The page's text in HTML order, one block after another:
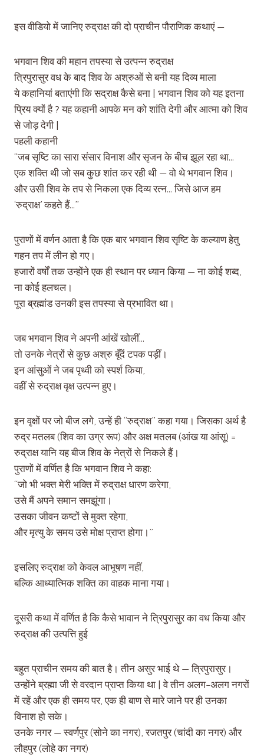
इस वीडियो में जानिए रुद्राक्ष की दो प्राचीन पौराणिक कथाएं —
भगवान शिव की महान तपस्या से उत्पन्न रुद्राक्ष
त्रिपुरासुर वध के बाद शिव के अश्रुओं से बनी यह दिव्य माला
ये कहानियां बताएंगी कि सद्राक्ष कैसे बना | भगवान शिव को यह इतना
प्रिय क्यों है ? यह कहानी आपके मन को शांति देगी और आत्मा को शिव
से जोड़ देगी |
पहली कहानी
“जब सृष्टि का सारा संसार विनाश और सृजन के बीच झूल रहा था…
एक शक्ति थी जो सब कुछ शांत कर रही थी — वो थे भगवान शिव।
और उसी शिव के तप से निकला एक दिव्य रत्न… जिसे आज हम
‘रुद्राक्ष’ कहते हैं…”
पुराणों में वर्णन आता है कि एक बार भगवान शिव सृष्टि के कल्याण हेतु
गहन तप में लीन हो गए।
हजारों वर्षों तक उन्होंने एक ही स्थान पर ध्यान किया — ना कोई शब्द,
ना कोई हलचल।
पूरा ब्रह्मांड उनकी इस तपस्या से प्रभावित था।
जब भगवान शिव ने अपनी आंखें खोलीं…
तो उनके नेत्रों से कुछ अश्रु बूँदें टपक पड़ीं।
इन आंसुओं ने जब पृथ्वी को स्पर्श किया,
वहीं से रुद्राक्ष वृक्ष उत्पन्न हुए।
इन वृक्षों पर जो बीज लगे, उन्हें ही “रुद्राक्ष” कहा गया। जिसका अर्थ है
रुद्र मतलब (शिव का उग्र रूप) और अक्ष मतलब (आंख या आंसू) =
रुद्राक्ष यानि यह बीज शिव के नेत्रों से निकले हैं।
पुराणों में वर्णित है कि भगवान शिव ने कहा:
“जो भी भक्त मेरी भक्ति में रुद्राक्ष धारण करेगा,
उसे मैं अपने समान समझूंगा।
उसका जीवन कष्टों से मुक्त रहेगा,
और मृत्यु के समय उसे मोक्ष प्राप्त होगा।”
इसलिए रुद्राक्ष को केवल आभूषण नहीं,
बल्कि आध्यात्मिक शक्ति का वाहक माना गया।
दूसरी कथा में वर्णित है कि कैसे भावान ने त्रिपुरासुर का वध किया और
रुद्राक्ष की उत्पत्ति हुई
बहुत प्राचीन समय की बात है। तीन असुर भाई थे — त्रिपुरासुर।
उन्होंने ब्रह्मा जी से वरदान प्राप्त किया था | वे तीन अलग-अलग नगरों
में रहें और एक ही समय पर, एक ही बाण से मारे जाने पर ही उनका
विनाश हो सके।
उनके नगर — स्वर्णपुर (सोने का नगर), रजतपुर (चांदी का नगर) और
लौहपुर (लोहे का नगर)